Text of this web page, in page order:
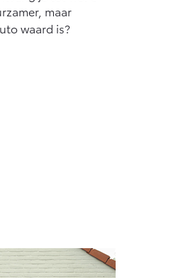
maar
waard is?